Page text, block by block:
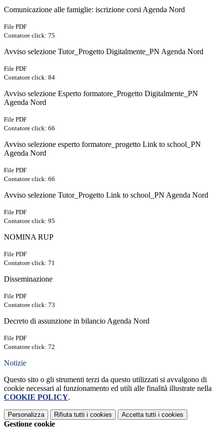
Comunicazione alle famiglie: iscrizione corsi Agenda Nord
File PDF
Contatore click: 75
Avviso selezione Tutor_Progetto Digitalmente_PN Agenda Nord
File PDF
Contatore click: 84
Avviso selezione Esperto formatore_Progetto Digitalmente_PN
Agenda Nord
File PDF
Contatore click: 66
Avviso selezione esperto formatore_progetto Link to school_PN
Agenda Nord
File PDF
Contatore click: 66
Avviso selezione Tutor_Progetto Link to school_PN Agenda Nord
File PDF
Contatore click: 95
NOMINA RUP
File PDF
Contatore click: 71
Disseminazione
File PDF
Contatore click: 73
Decreto di assunzione in bilancio Agenda Nord
File PDF
Contatore click: 72
Notizie
Questo sito o gli strumenti terzi da questo utilizzati si avvalgono di
cookie necessari al funzionamento ed utili alle finalità illustrate nella
COOKIE POLICY.
Personalizza Rifiuta tutti i cookies Accetta tutti i cookies
Gestione cookie